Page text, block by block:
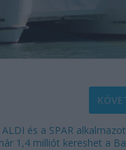
és a SPAR
1,4 milliót kereshet a